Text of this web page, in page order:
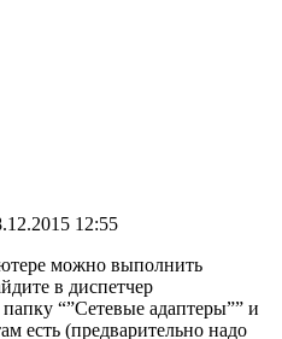
12:55
можно выполнить
в диспетчер
“”Сетевые адаптеры”” и
есть (предварительно надо